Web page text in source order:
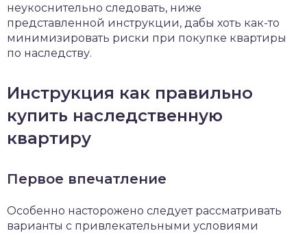
неукоснительно следовать, ниже
представленной инструкции, дабы хоть как-то
минимизировать риски при покупке квартиры
по наследству.
Инструкция как правильно
купить наследственную
квартиру
Первое впечатление
Особенно насторожено следует рассматривать
варианты с привлекательными условиями